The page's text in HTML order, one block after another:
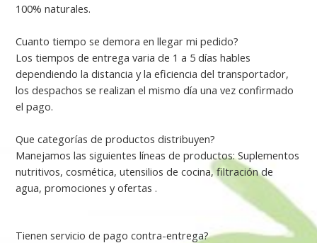
100% naturales.
Cuanto tiempo se demora en llegar mi pedido?
Los tiempos de entrega varia de 1 a 5 días hables
dependiendo la distancia y la eficiencia del transportador,
los despachos se realizan el mismo día una vez confirmado
el pago.
Que categorías de productos distribuyen?
Manejamos las siguientes líneas de productos: Suplementos
nutritivos, cosmética, utensilios de cocina, filtración de
agua, promociones y ofertas .
Tienen servicio de pago contra-entrega?